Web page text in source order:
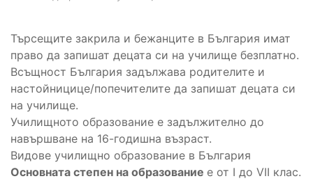
Търсещите закрила и бежанците в България имат
право да запишат децата си на училище безплатно.
Всъщност България задължава родителите и
настойницице/попечителите да запишат децата си
на училище.
Училищното образование е задължително до
навършване на 16-годишна възраст.
Видове училищно образование в България
Основната степен на образование е от I до VII клас.